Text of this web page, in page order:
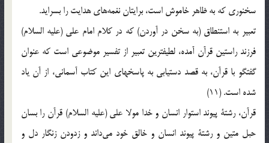
سخنوري‌ كه‌ به‌ ظاهر خاموش‌ است‌، برايتان‌ نغمه‌هاي‌ هدايت‌ را بسرايد.
تعبير به‌ استنطاق‌ (به‌ سخن‌ در آوردن‌) كه‌ در كلام‌ امام‌ علي‌ (علیه السلام)
فرزند راستين‌ قرآن‌ آمده‌، لطيفترين‌ تعبير از تفسير موضوعي‌ است‌ كه‌ عنوان‌
گفتگو با قرآن‌، به‌ قصد دستيابي‌ به‌ پاسخهاي‌ اين‌ كتاب‌ آسماني‌، از آن‌ ياد
شده‌ است‌. (11)
قرآن‌، رشتة‌ پيوند استوار انسان‌ و خدا مولا علي‌ (علیه السلام) قرآن‌ را بسان‌
حبل‌ متين‌ و رشتة‌ پيوند انسان‌ و خالق‌ خود مي‌داند و زدودن‌ زنگار دل‌ و